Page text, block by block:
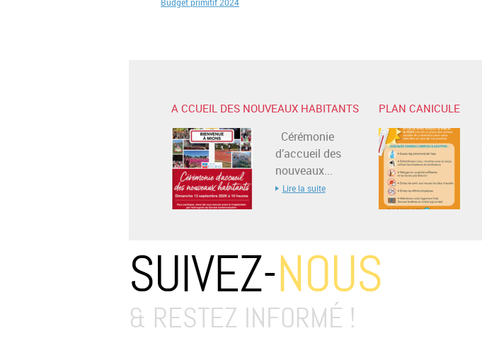
A CCUEIL DES NOUVEAUX HABITANTS
Cérémonie
d’accueil des
nouveaux...
Lire la suite
PLAN CANICULE
SUIVEZ-NOUS
& RESTEZ INFORMÉ !